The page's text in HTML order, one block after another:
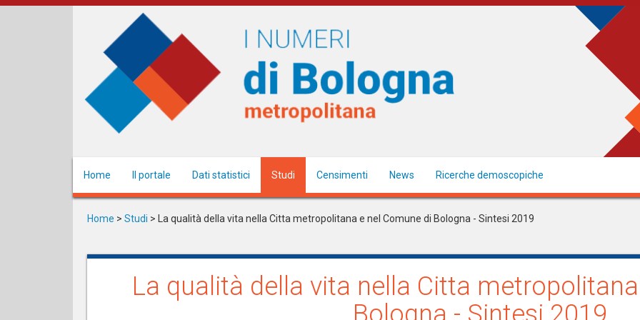
Salta
Home Il portale Dati statistici Studi Censimenti News Ricerche demoscopiche
Home > Studi > La qualità della vita nella Citta metropolitana e nel Comune di Bologna - Sintesi 2019
La qualità della vita nella Citta